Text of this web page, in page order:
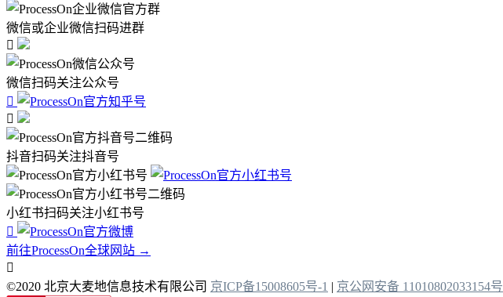
微信或企业微信扫码进群

微信扫码关注公众号


抖音扫码关注抖音号
小红书扫码关注小红书号

前往ProcessOn全球网站 →

©2020 北京大麦地信息技术有限公司 京ICP备15008605号-1 | 京公网安备 11010802033154号